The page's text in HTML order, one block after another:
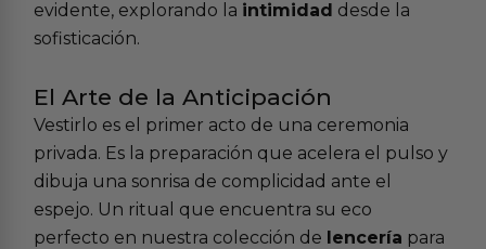
evidente, explorando la intimidad desde la
sofisticación.
El Arte de la Anticipación
Vestirlo es el primer acto de una ceremonia
privada. Es la preparación que acelera el pulso y
dibuja una sonrisa de complicidad ante el
espejo. Un ritual que encuentra su eco
perfecto en nuestra colección de lencería para